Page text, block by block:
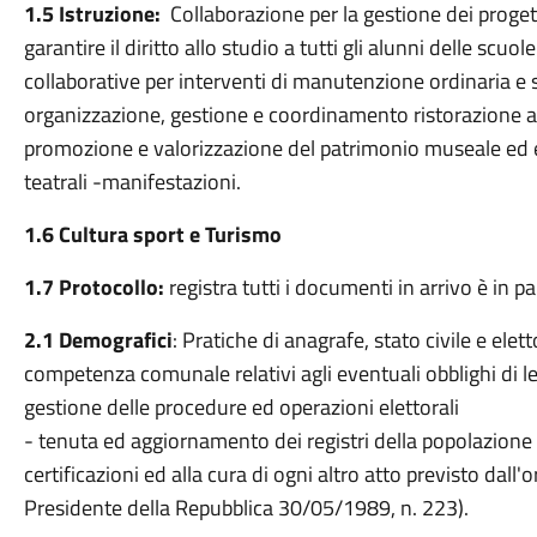
1.5 Istruzione: Collaborazione per la gestione dei
garantire il diritto allo studio a tutti gli alunni delle
collaborative per interventi di manutenzione ordinaria
organizzazione, gestione e coordinamento ristorazione
promozione e valorizzazione del patrimonio museale
teatrali -manifestazioni.
1.6 Cultura sport e Turismo
1.7 Protocollo: registra tutti i documenti in arrivo è in
2.1 Demografici: Pratiche di anagrafe, stato civile e
competenza comunale relativi agli eventuali obblighi di
gestione delle procedure ed operazioni elettorali
- tenuta ed aggiornamento dei registri della
certificazioni ed alla cura di ogni altro atto previsto
Presidente della Repubblica 30/05/1989, n. 223).